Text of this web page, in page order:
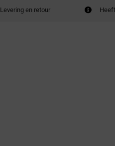
Levering en retour